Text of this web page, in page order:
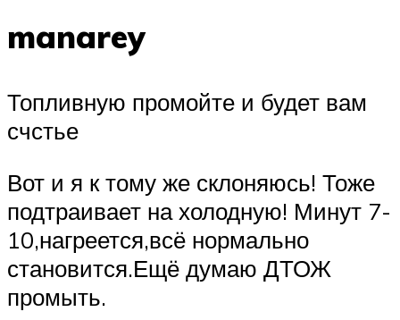
manarey
Топливную промойте и будет вам
счстье
Вот и я к тому же склоняюсь! Тоже
подтраивает на холодную! Минут 7-
10,нагреется,всё нормально
становится.Ещё думаю ДТОЖ
промыть.